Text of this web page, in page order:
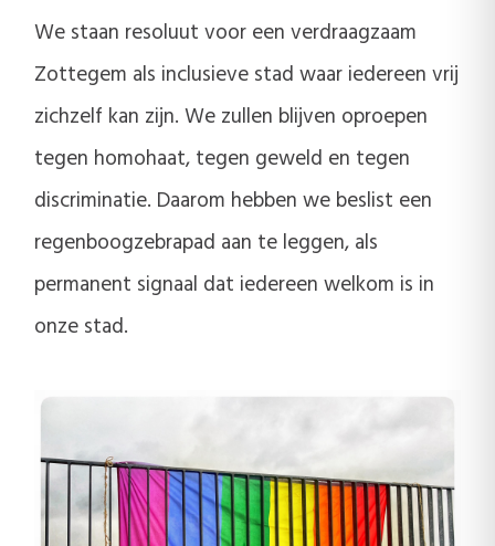
We staan resoluut voor een verdraagzaam
Zottegem als inclusieve stad waar iedereen vrij
zichzelf kan zijn. We zullen blijven oproepen
tegen homohaat, tegen geweld en tegen
discriminatie. Daarom hebben we beslist een
regenboogzebrapad aan te leggen, als
permanent signaal dat iedereen welkom is in
onze stad.